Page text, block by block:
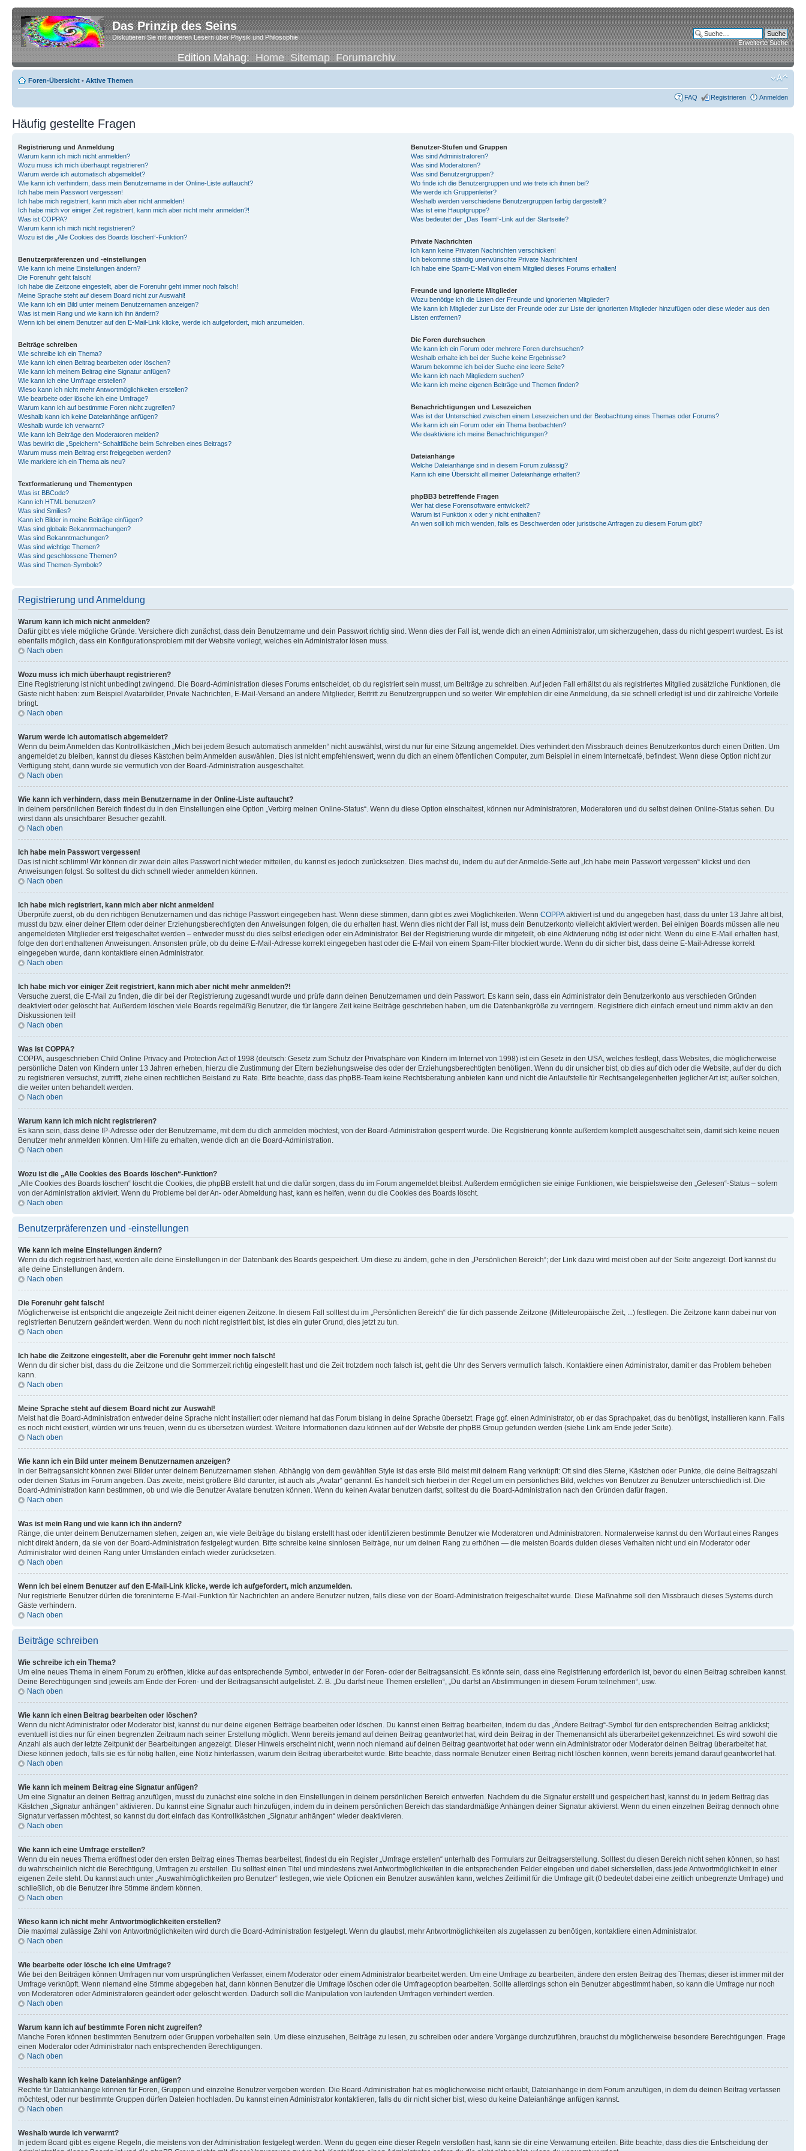
Das Prinzip des Seins
Diskutieren Sie mit anderen Lesern über Physik und Philosophie
Edition Mahag:Home Sitemap Forumarchiv
Erweiterte Suche
Foren-Übersicht • Aktive Themen
FAQ Registrieren Anmelden
Häufig gestellte Fragen
Registrierung und Anmeldung
Warum kann ich mich nicht anmelden?
Wozu muss ich mich überhaupt registrieren?
Warum werde ich automatisch abgemeldet?
Wie kann ich verhindern, dass mein Benutzername in der Online-Liste auftaucht?
Ich habe mein Passwort vergessen!
Ich habe mich registriert, kann mich aber nicht anmelden!
Ich habe mich vor einiger Zeit registriert, kann mich aber nicht mehr anmelden?!
Was ist COPPA?
Warum kann ich mich nicht registrieren?
Wozu ist die „Alle Cookies des Boards löschen“-Funktion?
Benutzerpräferenzen und -einstellungen
Wie kann ich meine Einstellungen ändern?
Die Forenuhr geht falsch!
Ich habe die Zeitzone eingestellt, aber die Forenuhr geht immer noch falsch!
Meine Sprache steht auf diesem Board nicht zur Auswahl!
Wie kann ich ein Bild unter meinem Benutzernamen anzeigen?
Was ist mein Rang und wie kann ich ihn ändern?
Wenn ich bei einem Benutzer auf den E-Mail-Link klicke, werde ich aufgefordert, mich anzumelden.
Beiträge schreiben
Wie schreibe ich ein Thema?
Wie kann ich einen Beitrag bearbeiten oder löschen?
Wie kann ich meinem Beitrag eine Signatur anfügen?
Wie kann ich eine Umfrage erstellen?
Wieso kann ich nicht mehr Antwortmöglichkeiten erstellen?
Wie bearbeite oder lösche ich eine Umfrage?
Warum kann ich auf bestimmte Foren nicht zugreifen?
Weshalb kann ich keine Dateianhänge anfügen?
Weshalb wurde ich verwarnt?
Wie kann ich Beiträge den Moderatoren melden?
Was bewirkt die „Speichern“-Schaltfläche beim Schreiben eines Beitrags?
Warum muss mein Beitrag erst freigegeben werden?
Wie markiere ich ein Thema als neu?
Textformatierung und Thementypen
Was ist BBCode?
Kann ich HTML benutzen?
Was sind Smilies?
Kann ich Bilder in meine Beiträge einfügen?
Was sind globale Bekanntmachungen?
Was sind Bekanntmachungen?
Was sind wichtige Themen?
Was sind geschlossene Themen?
Was sind Themen-Symbole?
Benutzer-Stufen und Gruppen
Was sind Administratoren?
Was sind Moderatoren?
Was sind Benutzergruppen?
Wo finde ich die Benutzergruppen und wie trete ich ihnen bei?
Wie werde ich Gruppenleiter?
Weshalb werden verschiedene Benutzergruppen farbig dargestellt?
Was ist eine Hauptgruppe?
Was bedeutet der „Das Team“-Link auf der Startseite?
Private Nachrichten
Ich kann keine Privaten Nachrichten verschicken!
Ich bekomme ständig unerwünschte Private Nachrichten!
Ich habe eine Spam-E-Mail von einem Mitglied dieses Forums erhalten!
Freunde und ignorierte Mitglieder
Wozu benötige ich die Listen der Freunde und ignorierten Mitglieder?
Wie kann ich Mitglieder zur Liste der Freunde oder zur Liste der ignorierten Mitglieder hinzufügen oder diese wieder aus den
Listen entfernen?
Die Foren durchsuchen
Wie kann ich ein Forum oder mehrere Foren durchsuchen?
Weshalb erhalte ich bei der Suche keine Ergebnisse?
Warum bekomme ich bei der Suche eine leere Seite?
Wie kann ich nach Mitgliedern suchen?
Wie kann ich meine eigenen Beiträge und Themen finden?
Benachrichtigungen und Lesezeichen
Was ist der Unterschied zwischen einem Lesezeichen und der Beobachtung eines Themas oder Forums?
Wie kann ich ein Forum oder ein Thema beobachten?
Wie deaktiviere ich meine Benachrichtigungen?
Dateianhänge
Welche Dateianhänge sind in diesem Forum zulässig?
Kann ich eine Übersicht all meiner Dateianhänge erhalten?
phpBB3 betreffende Fragen
Wer hat diese Forensoftware entwickelt?
Warum ist Funktion x oder y nicht enthalten?
An wen soll ich mich wenden, falls es Beschwerden oder juristische Anfragen zu diesem Forum gibt?
Registrierung und Anmeldung
Warum kann ich mich nicht anmelden?
Dafür gibt es viele mögliche Gründe. Versichere dich zunächst, dass dein Benutzername und dein Passwort richtig sind. Wenn dies der Fall ist, wende dich an einen Administrator, um sicherzugehen, dass du nicht gesperrt wurdest. Es ist
ebenfalls möglich, dass ein Konfigurationsproblem mit der Website vorliegt, welches ein Administrator lösen muss.
Nach oben
Wozu muss ich mich überhaupt registrieren?
Eine Registrierung ist nicht unbedingt zwingend. Die Board-Administration dieses Forums entscheidet, ob du registriert sein musst, um Beiträge zu schreiben. Auf jeden Fall erhältst du als registriertes Mitglied zusätzliche Funktionen, die
Gäste nicht haben: zum Beispiel Avatarbilder, Private Nachrichten, E-Mail-Versand an andere Mitglieder, Beitritt zu Benutzergruppen und so weiter. Wir empfehlen dir eine Anmeldung, da sie schnell erledigt ist und dir zahlreiche Vorteile
bringt.
Nach oben
Warum werde ich automatisch abgemeldet?
Wenn du beim Anmelden das Kontrollkästchen „Mich bei jedem Besuch automatisch anmelden“ nicht auswählst, wirst du nur für eine Sitzung angemeldet. Dies verhindert den Missbrauch deines Benutzerkontos durch einen Dritten. Um
angemeldet zu bleiben, kannst du dieses Kästchen beim Anmelden auswählen. Dies ist nicht empfehlenswert, wenn du dich an einem öffentlichen Computer, zum Beispiel in einem Internetcafé, befindest. Wenn diese Option nicht zur
Verfügung steht, dann wurde sie vermutlich von der Board-Administration ausgeschaltet.
Nach oben
Wie kann ich verhindern, dass mein Benutzername in der Online-Liste auftaucht?
In deinem persönlichen Bereich findest du in den Einstellungen eine Option „Verbirg meinen Online-Status“. Wenn du diese Option einschaltest, können nur Administratoren, Moderatoren und du selbst deinen Online-Status sehen. Du
wirst dann als unsichtbarer Besucher gezählt.
Nach oben
Ich habe mein Passwort vergessen!
Das ist nicht schlimm! Wir können dir zwar dein altes Passwort nicht wieder mitteilen, du kannst es jedoch zurücksetzen. Dies machst du, indem du auf der Anmelde-Seite auf „Ich habe mein Passwort vergessen“ klickst und den
Anweisungen folgst. So solltest du dich schnell wieder anmelden können.
Nach oben
Ich habe mich registriert, kann mich aber nicht anmelden!
Überprüfe zuerst, ob du den richtigen Benutzernamen und das richtige Passwort eingegeben hast. Wenn diese stimmen, dann gibt es zwei Möglichkeiten. Wenn COPPAaktiviert ist und du angegeben hast, dass du unter 13 Jahre alt bist,
musst du bzw. einer deiner Eltern oder deiner Erziehungsberechtigten den Anweisungen folgen, die du erhalten hast. Wenn dies nicht der Fall ist, muss dein Benutzerkonto vielleicht aktiviert werden. Bei einigen Boards müssen alle neu
angemeldeten Mitglieder erst freigeschaltet werden – entweder musst du dies selbst erledigen oder ein Administrator. Bei der Registrierung wurde dir mitgeteilt, ob eine Aktivierung nötig ist oder nicht. Wenn du eine E-Mail erhalten hast,
folge den dort enthaltenen Anweisungen. Ansonsten prüfe, ob du deine E-Mail-Adresse korrekt eingegeben hast oder die E-Mail von einem Spam-Filter blockiert wurde. Wenn du dir sicher bist, dass deine E-Mail-Adresse korrekt
eingegeben wurde, dann kontaktiere einen Administrator.
Nach oben
Ich habe mich vor einiger Zeit registriert, kann mich aber nicht mehr anmelden?!
Versuche zuerst, die E-Mail zu finden, die dir bei der Registrierung zugesandt wurde und prüfe dann deinen Benutzernamen und dein Passwort. Es kann sein, dass ein Administrator dein Benutzerkonto aus verschieden Gründen
deaktiviert oder gelöscht hat. Außerdem löschen viele Boards regelmäßig Benutzer, die für längere Zeit keine Beiträge geschrieben haben, um die Datenbankgröße zu verringern. Registriere dich einfach erneut und nimm aktiv an den
Diskussionen teil!
Nach oben
Was ist COPPA?
COPPA, ausgeschrieben Child Online Privacy and Protection Act of 1998 (deutsch: Gesetz zum Schutz der Privatsphäre von Kindern im Internet von 1998) ist ein Gesetz in den USA, welches festlegt, dass Websites, die möglicherweise
persönliche Daten von Kindern unter 13 Jahren erheben, hierzu die Zustimmung der Eltern beziehungsweise des oder der Erziehungsberechtigten benötigen. Wenn du dir unsicher bist, ob dies auf dich oder die Website, auf der du dich
zu registrieren versuchst, zutrifft, ziehe einen rechtlichen Beistand zu Rate. Bitte beachte, dass das phpBB-Team keine Rechtsberatung anbieten kann und nicht die Anlaufstelle für Rechtsangelegenheiten jeglicher Art ist; außer solchen,
die weiter unten behandelt werden.
Nach oben
Warum kann ich mich nicht registrieren?
Es kann sein, dass deine IP-Adresse oder der Benutzername, mit dem du dich anmelden möchtest, von der Board-Administration gesperrt wurde. Die Registrierung könnte außerdem komplett ausgeschaltet sein, damit sich keine neuen
Benutzer mehr anmelden können. Um Hilfe zu erhalten, wende dich an die Board-Administration.
Nach oben
Wozu ist die „Alle Cookies des Boards löschen“-Funktion?
„Alle Cookies des Boards löschen“ löscht die Cookies, die phpBB erstellt hat und die dafür sorgen, dass du im Forum angemeldet bleibst. Außerdem ermöglichen sie einige Funktionen, wie beispielsweise den „Gelesen“-Status – sofern
von der Administration aktiviert. Wenn du Probleme bei der An- oder Abmeldung hast, kann es helfen, wenn du die Cookies des Boards löscht.
Nach oben
Benutzerpräferenzen und -einstellungen
Wie kann ich meine Einstellungen ändern?
Wenn du dich registriert hast, werden alle deine Einstellungen in der Datenbank des Boards gespeichert. Um diese zu ändern, gehe in den „Persönlichen Bereich“; der Link dazu wird meist oben auf der Seite angezeigt. Dort kannst du
alle deine Einstellungen ändern.
Nach oben
Die Forenuhr geht falsch!
Möglicherweise ist entspricht die angezeigte Zeit nicht deiner eigenen Zeitzone. In diesem Fall solltest du im „Persönlichen Bereich“ die für dich passende Zeitzone (Mitteleuropäische Zeit, ...) festlegen. Die Zeitzone kann dabei nur von
registrierten Benutzern geändert werden. Wenn du noch nicht registriert bist, ist dies ein guter Grund, dies jetzt zu tun.
Nach oben
Ich habe die Zeitzone eingestellt, aber die Forenuhr geht immer noch falsch!
Wenn du dir sicher bist, dass du die Zeitzone und die Sommerzeit richtig eingestellt hast und die Zeit trotzdem noch falsch ist, geht die Uhr des Servers vermutlich falsch. Kontaktiere einen Administrator, damit er das Problem beheben
kann.
Nach oben
Meine Sprache steht auf diesem Board nicht zur Auswahl!
Meist hat die Board-Administration entweder deine Sprache nicht installiert oder niemand hat das Forum bislang in deine Sprache übersetzt. Frage ggf. einen Administrator, ob er das Sprachpaket, das du benötigst, installieren kann. Falls
es noch nicht existiert, würden wir uns freuen, wenn du es übersetzen würdest. Weitere Informationen dazu können auf der Website der phpBB Group gefunden werden (siehe Link am Ende jeder Seite).
Nach oben
Wie kann ich ein Bild unter meinem Benutzernamen anzeigen?
In der Beitragsansicht können zwei Bilder unter deinem Benutzernamen stehen. Abhängig von dem gewählten Style ist das erste Bild meist mit deinem Rang verknüpft: Oft sind dies Sterne, Kästchen oder Punkte, die deine Beitragszahl
oder deinen Status im Forum angeben. Das zweite, meist größere Bild darunter, ist auch als „Avatar“ genannt. Es handelt sich hierbei in der Regel um ein persönliches Bild, welches von Benutzer zu Benutzer unterschiedlich ist. Die
Board-Administration kann bestimmen, ob und wie die Benutzer Avatare benutzen können. Wenn du keinen Avatar benutzen darfst, solltest du die Board-Administration nach den Gründen dafür fragen.
Nach oben
Was ist mein Rang und wie kann ich ihn ändern?
Ränge, die unter deinem Benutzernamen stehen, zeigen an, wie viele Beiträge du bislang erstellt hast oder identifizieren bestimmte Benutzer wie Moderatoren und Administratoren. Normalerweise kannst du den Wortlaut eines Ranges
nicht direkt ändern, da sie von der Board-Administration festgelegt wurden. Bitte schreibe keine sinnlosen Beiträge, nur um deinen Rang zu erhöhen — die meisten Boards dulden dieses Verhalten nicht und ein Moderator oder
Administrator wird deinen Rang unter Umständen einfach wieder zurücksetzen.
Nach oben
Wenn ich bei einem Benutzer auf den E-Mail-Link klicke, werde ich aufgefordert, mich anzumelden.
Nur registrierte Benutzer dürfen die foreninterne E-Mail-Funktion für Nachrichten an andere Benutzer nutzen, falls diese von der Board-Administration freigeschaltet wurde. Diese Maßnahme soll den Missbrauch dieses Systems durch
Gäste verhindern.
Nach oben
Beiträge schreiben
Wie schreibe ich ein Thema?
Um eine neues Thema in einem Forum zu eröffnen, klicke auf das entsprechende Symbol, entweder in der Foren- oder der Beitragsansicht. Es könnte sein, dass eine Registrierung erforderlich ist, bevor du einen Beitrag schreiben kannst.
Deine Berechtigungen sind jeweils am Ende der Foren- und der Beitragsansicht aufgelistet. Z. B. „Du darfst neue Themen erstellen“, „Du darfst an Abstimmungen in diesem Forum teilnehmen“, usw.
Nach oben
Wie kann ich einen Beitrag bearbeiten oder löschen?
Wenn du nicht Administrator oder Moderator bist, kannst du nur deine eigenen Beiträge bearbeiten oder löschen. Du kannst einen Beitrag bearbeiten, indem du das „Ändere Beitrag“-Symbol für den entsprechenden Beitrag anklickst;
eventuell ist dies nur für einen begrenzten Zeitraum nach seiner Erstellung möglich. Wenn bereits jemand auf deinen Beitrag geantwortet hat, wird dein Beitrag in der Themenansicht als überarbeitet gekennzeichnet. Es wird sowohl die
Anzahl als auch der letzte Zeitpunkt der Bearbeitungen angezeigt. Dieser Hinweis erscheint nicht, wenn noch niemand auf deinen Beitrag geantwortet hat oder wenn ein Administrator oder Moderator deinen Beitrag überarbeitet hat.
Diese können jedoch, falls sie es für nötig halten, eine Notiz hinterlassen, warum dein Beitrag überarbeitet wurde. Bitte beachte, dass normale Benutzer einen Beitrag nicht löschen können, wenn bereits jemand darauf geantwortet hat.
Nach oben
Wie kann ich meinem Beitrag eine Signatur anfügen?
Um eine Signatur an deinen Beitrag anzufügen, musst du zunächst eine solche in den Einstellungen in deinem persönlichen Bereich entwerfen. Nachdem du die Signatur erstellt und gespeichert hast, kannst du in jedem Beitrag das
Kästchen „Signatur anhängen“ aktivieren. Du kannst eine Signatur auch hinzufügen, indem du in deinem persönlichen Bereich das standardmäßige Anhängen deiner Signatur aktivierst. Wenn du einen einzelnen Beitrag dennoch ohne
Signatur verfassen möchtest, so kannst du dort einfach das Kontrollkästchen „Signatur anhängen“ wieder deaktivieren.
Nach oben
Wie kann ich eine Umfrage erstellen?
Wenn du ein neues Thema eröffnest oder den ersten Beitrag eines Themas bearbeitest, findest du ein Register „Umfrage erstellen“ unterhalb des Formulars zur Beitragserstellung. Solltest du diesen Bereich nicht sehen können, so hast
du wahrscheinlich nicht die Berechtigung, Umfragen zu erstellen. Du solltest einen Titel und mindestens zwei Antwortmöglichkeiten in die entsprechenden Felder eingeben und dabei sicherstellen, dass jede Antwortmöglichkeit in einer
eigenen Zeile steht. Du kannst auch unter „Auswahlmöglichkeiten pro Benutzer“ festlegen, wie viele Optionen ein Benutzer auswählen kann, welches Zeitlimit für die Umfrage gilt (0 bedeutet dabei eine zeitlich unbegrenzte Umfrage) und
schließlich, ob die Benutzer ihre Stimme ändern können.
Nach oben
Wieso kann ich nicht mehr Antwortmöglichkeiten erstellen?
Die maximal zulässige Zahl von Antwortmöglichkeiten wird durch die Board-Administration festgelegt. Wenn du glaubst, mehr Antwortmöglichkeiten als zugelassen zu benötigen, kontaktiere einen Administrator.
Nach oben
Wie bearbeite oder lösche ich eine Umfrage?
Wie bei den Beiträgen können Umfragen nur vom ursprünglichen Verfasser, einem Moderator oder einem Administrator bearbeitet werden. Um eine Umfrage zu bearbeiten, ändere den ersten Beitrag des Themas; dieser ist immer mit der
Umfrage verknüpft. Wenn niemand eine Stimme abgegeben hat, dann können Benutzer die Umfrage löschen oder die Umfrageoption bearbeiten. Sollte allerdings schon ein Benutzer abgestimmt haben, so kann die Umfrage nur noch
von Moderatoren oder Administratoren geändert oder gelöscht werden. Dadurch soll die Manipulation von laufenden Umfragen verhindert werden.
Nach oben
Warum kann ich auf bestimmte Foren nicht zugreifen?
Manche Foren können bestimmten Benutzern oder Gruppen vorbehalten sein. Um diese einzusehen, Beiträge zu lesen, zu schreiben oder andere Vorgänge durchzuführen, brauchst du möglicherweise besondere Berechtigungen. Frage
einen Moderator oder Administrator nach entsprechenden Berechtigungen.
Nach oben
Weshalb kann ich keine Dateianhänge anfügen?
Rechte für Dateianhänge können für Foren, Gruppen und einzelne Benutzer vergeben werden. Die Board-Administration hat es möglicherweise nicht erlaubt, Dateianhänge in dem Forum anzufügen, in dem du deinen Beitrag verfassen
möchtest, oder nur bestimmte Gruppen dürfen Dateien hochladen. Du kannst einen Administrator kontaktieren, falls du dir nicht sicher bist, wieso du keine Dateianhänge anfügen kannst.
Nach oben
Weshalb wurde ich verwarnt?
In jedem Board gibt es eigene Regeln, die meistens von der Administration festgelegt werden. Wenn du gegen eine dieser Regeln verstoßen hast, kann sie dir eine Verwarnung erteilen. Bitte beachte, dass dies die Entscheidung der